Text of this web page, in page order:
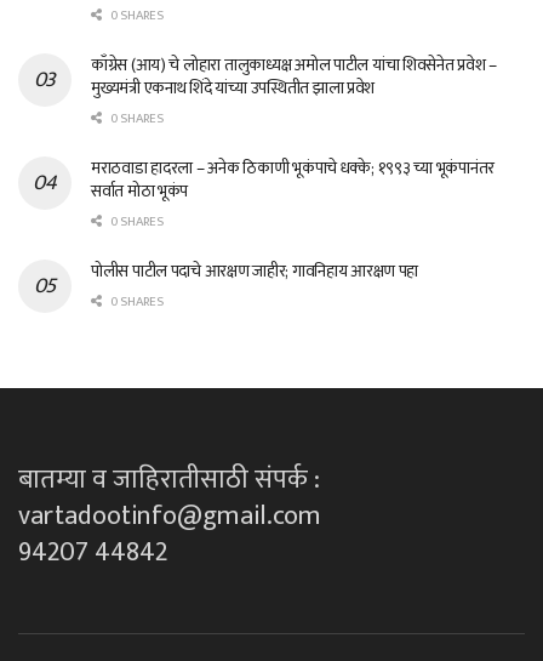
0 SHARES
काँग्रेस (आय) चे लोहारा तालुकाध्यक्ष अमोल पाटील यांचा शिवसेनेत प्रवेश –
मुख्यमंत्री एकनाथ शिंदे यांच्या उपस्थितीत झाला प्रवेश
0 SHARES
मराठवाडा हादरला – अनेक ठिकाणी भूकंपाचे धक्के; १९९३ च्या भूकंपानंतर
सर्वात मोठा भूकंप
0 SHARES
पोलीस पाटील पदाचे आरक्षण जाहीर; गावनिहाय आरक्षण पहा
0 SHARES
बातम्या व जाहिरातीसाठी संपर्क :
vartadootinfo@gmail.com
94207 44842